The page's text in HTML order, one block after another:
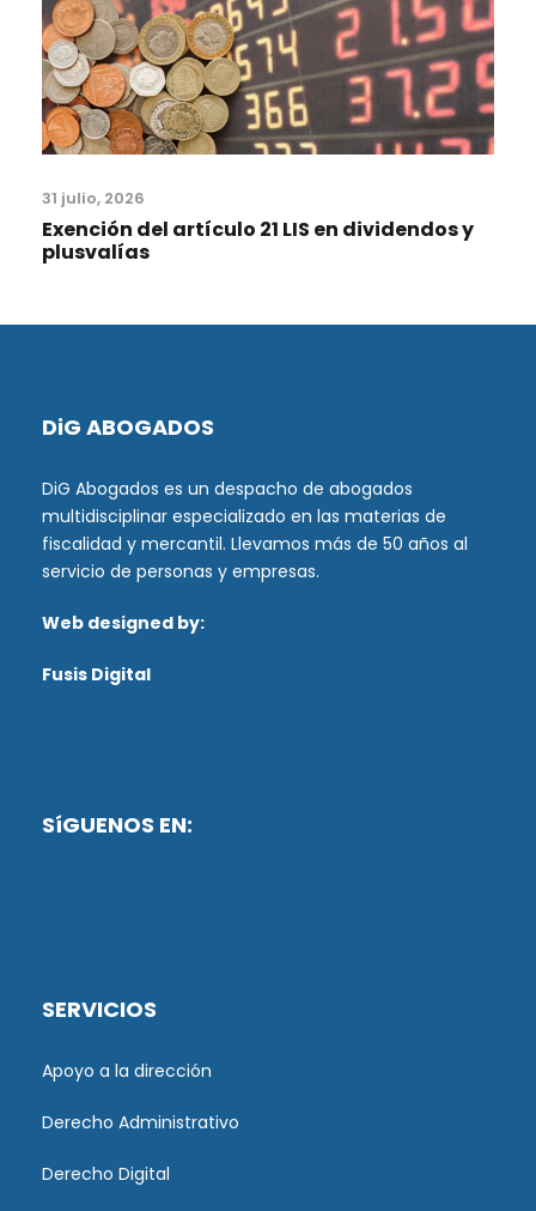
31 julio, 2026
Exención del artículo 21 LIS en dividendos y
plusvalías
DiG ABOGADOS
DiG Abogados es un despacho de abogados
multidisciplinar especializado en las materias de
fiscalidad y mercantil. Llevamos más de 50 años al
servicio de personas y empresas.
Web designed by:
Fusis Digital
SíGUENOS EN:
SERVICIOS
Apoyo a la dirección
Derecho Administrativo
Derecho Digital